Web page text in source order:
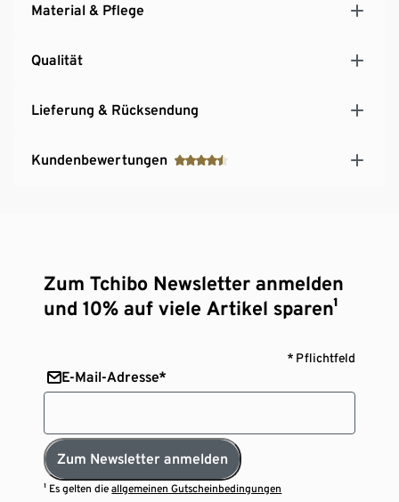
Material & Pflege
Qualität
Lieferung & Rücksendung
Kundenbewertungen
Zum Tchibo Newsletter anmelden
und 10% auf viele Artikel sparen¹
* Pflichtfeld
E-Mail-Adresse*
Zum Newsletter anmelden
¹ Es gelten dieallgemeinen Gutscheinbedingungen